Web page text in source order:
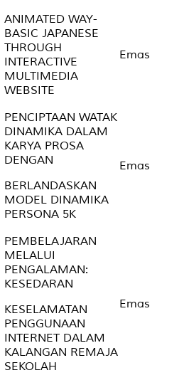
ANIMATED WAY-
BASIC JAPANESE
THROUGH
INTERACTIVE
MULTIMEDIA
WEBSITE
Emas
PENCIPTAAN WATAK
DINAMIKA DALAM
KARYA PROSA
DENGAN
BERLANDASKAN
MODEL DINAMIKA
PERSONA 5K
Emas
PEMBELAJARAN
MELALUI
PENGALAMAN:
KESEDARAN
KESELAMATAN
PENGGUNAAN
INTERNET DALAM
KALANGAN REMAJA
SEKOLAH
Emas